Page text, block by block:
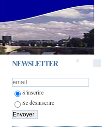
NEWSLETTER
S'inscrire
Se désinscrire